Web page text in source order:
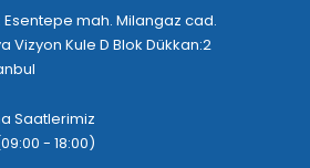
Esentepe mah. Milangaz cad.
Vizyon Kule D Blok Dükkan:2
Saatlerimiz
- 18:00)